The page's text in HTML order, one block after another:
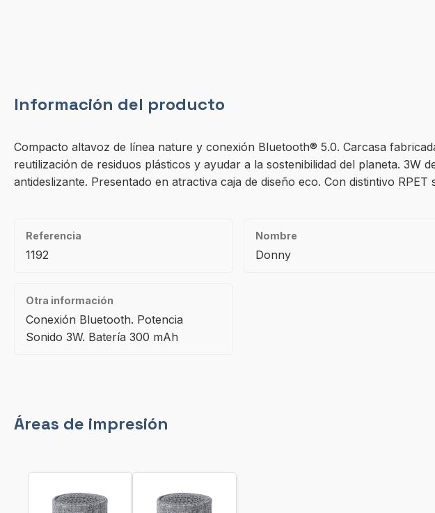
Información del producto
Compacto altavoz de línea nature y conexión Bluetooth® 5.0. Carcasa
reutilización de residuos plásticos y ayudar a la sostenibilidad del planeta.
antideslizante. Presentado en atractiva caja de diseño eco. Con distintivo
Referencia
1192
Nombre
Donny
Otra información
Conexión Bluetooth. Potencia
Sonido 3W. Batería 300 mAh
Áreas de impresión